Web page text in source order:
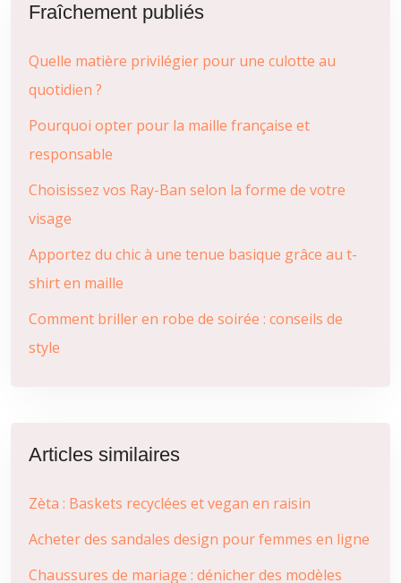
Fraîchement publiés
Quelle matière privilégier pour une culotte au
quotidien ?
Pourquoi opter pour la maille française et
responsable
Choisissez vos Ray-Ban selon la forme de votre
visage
Apportez du chic à une tenue basique grâce au t-
shirt en maille
Comment briller en robe de soirée : conseils de
style
Articles similaires
Zèta : Baskets recyclées et vegan en raisin
Acheter des sandales design pour femmes en ligne
Chaussures de mariage : dénicher des modèles